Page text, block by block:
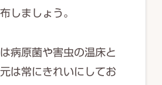
しましょう。
病原菌や害虫の温床と
は常にきれいにしてお